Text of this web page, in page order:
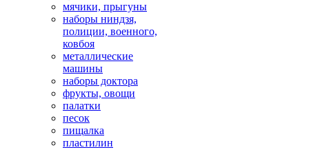
мячики, прыгуны
наборы ниндзя,
полиции, военного,
ковбоя
металлические
машины
наборы доктора
фрукты, овощи
палатки
песок
пищалка
пластилин